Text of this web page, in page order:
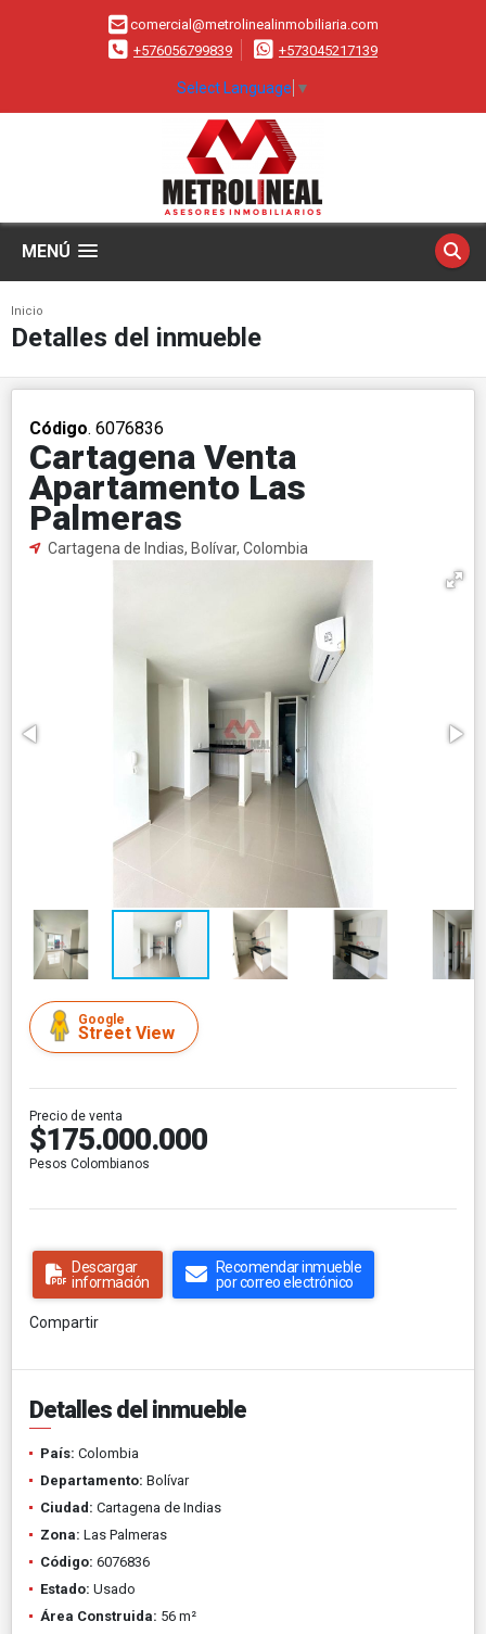
comercial@metrolinealinmobiliaria.com
+576056799839
+573045217139
Select Language ▼
MENÚ
Inicio
Detalles del inmueble
Código. 6076836
Cartagena Venta
Apartamento Las
Palmeras
Cartagena de Indias, Bolívar, Colombia
Google
Street View
Precio de venta
$175.000.000
Pesos Colombianos
Descargar
información
Recomendar inmueble
por correo electrónico
Compartir
Detalles del inmueble
País: Colombia
Departamento: Bolívar
Ciudad: Cartagena de Indias
Zona: Las Palmeras
Código: 6076836
Estado: Usado
Área Construida: 56 m²